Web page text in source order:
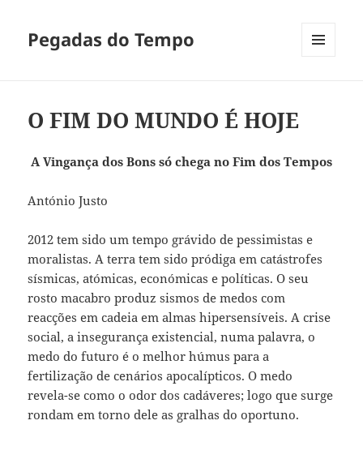
Pegadas do Tempo
O FIM DO MUNDO É HOJE
A Vingança dos Bons só chega no Fim dos Tempos
António Justo
2012 tem sido um tempo grávido de pessimistas e
moralistas. A terra tem sido pródiga em catástrofes
sísmicas, atómicas, económicas e políticas. O seu
rosto macabro produz sismos de medos com
reacções em cadeia em almas hipersensíveis. A crise
social, a insegurança existencial, numa palavra, o
medo do futuro é o melhor húmus para a
fertilização de cenários apocalípticos. O medo
revela-se como o odor dos cadáveres; logo que surge
rondam em torno dele as gralhas do oportuno.